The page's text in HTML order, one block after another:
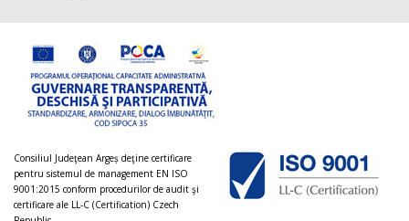
Consiliul Judeţean Argeș deţine certificare
pentru sistemul de management EN ISO
9001:2015 conform procedurilor de audit şi
certificare ale LL-C (Certification) Czech